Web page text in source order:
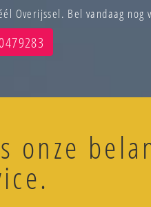
Overijssel. Bel vandaag nog
onze